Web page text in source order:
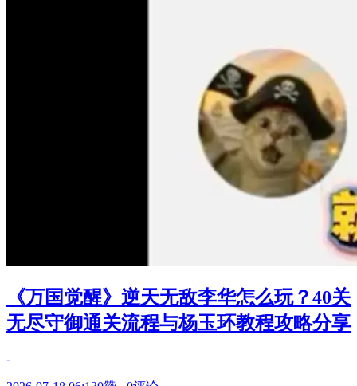
《万国觉醒》逆天无敌李华怎么玩？40关
无尽守御通关流程与杨玉环教程攻略分享
-